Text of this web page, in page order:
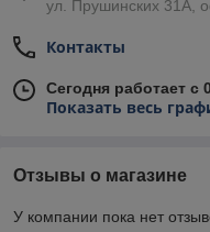
ул. Прушинских 31А,
Контакты
Сегодня работает с
Показать весь
Отзывы о магазине
У компании пока нет